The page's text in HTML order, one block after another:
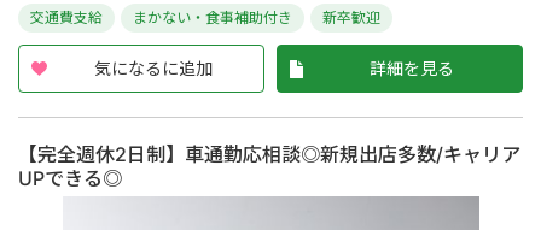
交通費支給
まかない・食事補助付き 新卒歓迎
気になるに追加 詳細を見る
【完全週休2日制】車通勤応相談◎新規出店多数/キャリア
UPできる◎